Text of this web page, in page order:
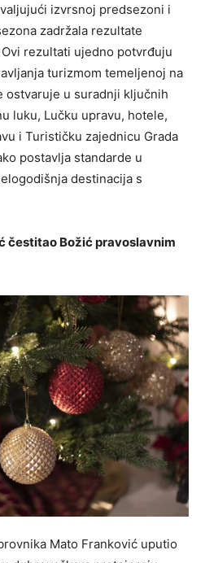
izvrsnoj predsezoni i
zadržala rezultate
rezultati ujedno potvrđuju
turizmom temeljenoj na
ostvaruje u suradnji ključnih
luku, Lučku upravu, hotele,
i Turističku zajednicu Grada
postavlja standarde u
destinacija s
čestitao Božić pravoslavnim
Mato Franković uputio